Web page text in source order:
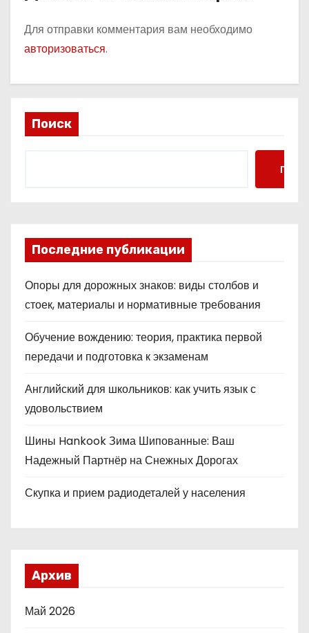
Для отправки комментария вам необходимо
авторизоваться.
Поиск
Поиск
Последние публикации
Опоры для дорожных знаков: виды столбов и
стоек, материалы и нормативные требования
Обучение вождению: теория, практика первой
передачи и подготовка к экзаменам
Английский для школьников: как учить язык с
удовольствием
Шины Hankook Зима Шипованные: Ваш
Надежный Партнёр на Снежных Дорогах
Скупка и прием радиодеталей у населения
Архив
Май 2026